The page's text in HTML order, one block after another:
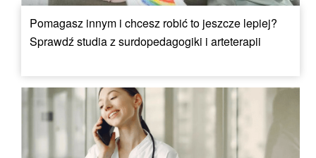
Pomagasz innym i chcesz robić to jeszcze lepiej?
Sprawdź studia z surdopedagogiki i arteterapii